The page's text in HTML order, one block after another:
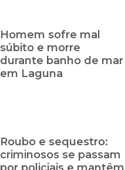
Homem sofre mal
súbito e morre
durante banho de mar
em Laguna
Roubo e sequestro:
criminosos se passam